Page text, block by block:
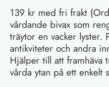
139 kr med fri frakt
vårdande bivax som
träytor en vacker lyster.
antikviteter och andra
Hjälper till att framhäva
vårda ytan på ett enkelt